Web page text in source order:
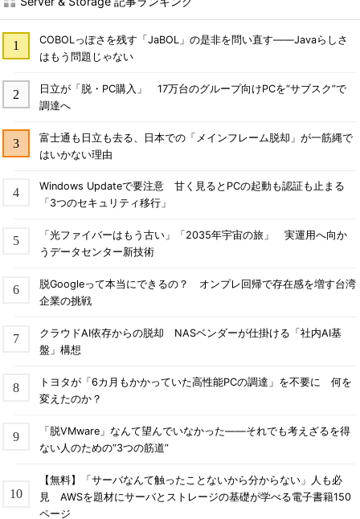
COBOLっぽさを残す「JaBOL」の是非を問い直す――Javaらしさ
はもう問題じゃない
日立が「脱・PC購入」 17万台のグループ向けPCを“サブスク”で
調達へ
富士通も日立も去る、日本での「メインフレーム脱却」が一筋縄で
はいかない理由
Windows Updateで要注意 甘く見るとPCの起動も認証も止まる
「3つのセキュリティ移行」
「光ファイバーはもう古い」「2035年宇宙の旅」 実運用へ向か
うデータセンター新技術
脱Googleって本当にできるの？ オンプレ回帰で存在感を増す台湾
企業の挑戦
クラウドAI依存からの脱却 NASベンダーが仕掛ける「社内AI基
盤」構想
トヨタが「6カ月もかかっていた高性能PCの調達」を不要に 何を
変えたのか？
「脱VMware」なんて望んでいなかった――それでも考えざるを得
ない人のための“3つの筋道”
【無料】「サーバなんて触ったことないから分からない」人も必
見 AWSを題材にサーバとストレージの基礎が学べる電子書籍150
ページ